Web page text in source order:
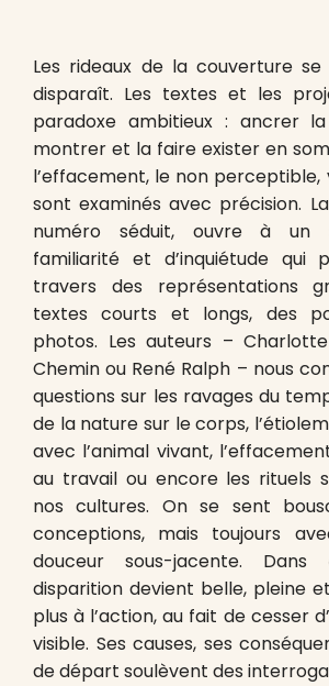
Les rideaux de la couverture
disparaît. Les textes et les
paradoxe ambitieux : ancrer
montrer et la faire exister en
l’effacement, le non
sont examinés avec précision.
numéro séduit, ouvre à un
familiarité et d’inquiétude qui
travers des représentations
textes courts et longs, des
photos. Les auteurs – Charlotte
Chemin ou René Ralph – nous
questions sur les ravages du
de la nature sur le corps,
avec l’animal vivant,
au travail ou encore les rituels
nos cultures. On se sent
conceptions, mais toujours
douceur sous-jacente. Dans
disparition devient belle, pleine
plus à l’action, au fait de cesser
visible. Ses causes, ses
de départ soulèvent des